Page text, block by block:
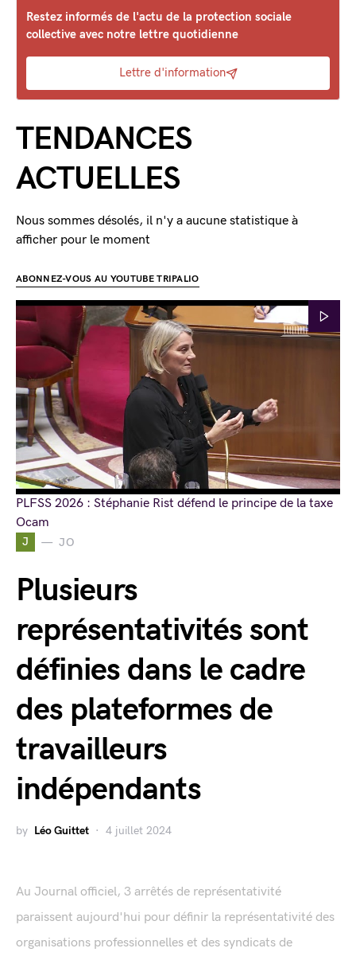
J JO
Plusieurs
représentativités sont
définies dans le cadre
des plateformes de
travailleurs
indépendants
by Léo Guittet 4 juillet 2024
Au Journal officiel, 3 arrêtés de représentativité
paraissent aujourd'hui pour définir la représentativité des
organisations professionnelles et des syndicats de
Restez informés de l'actu de la protection sociale
collective avec notre lettre quotidienne
Lettre d'information
TENDANCES
ACTUELLES
Nous sommes désolés, il n'y a aucune statistique à
afficher pour le moment
ABONNEZ-VOUS AU YOUTUBE TRIPALIO
PLFSS 2026 : Stéphanie Rist défend le principe de la taxe
Ocam